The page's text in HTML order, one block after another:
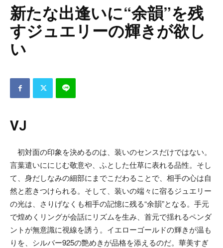
新たな出逢いに“余韻”を残
すジュエリーの輝きが欲し
い
VJ
初対面の印象を決めるのは、装いのセンスだけではない。
言葉遣いににじむ敬意や、ふとした仕草に表れる品性。そし
て、身だしなみの細部にまでこだわることで、相手の心は自
然と惹きつけられる。そして、装いの端々に宿るジュエリー
の光は、さりげなくも相手の記憶に残る“余韻”となる。手元
で煌めくリングが会話にリズムを生み、首元で揺れるペンダ
ントが無意識に視線を誘う。イエローゴールドの輝きが温も
りを、シルバー925の艶めきが品格を添えるのだ。華美すぎ